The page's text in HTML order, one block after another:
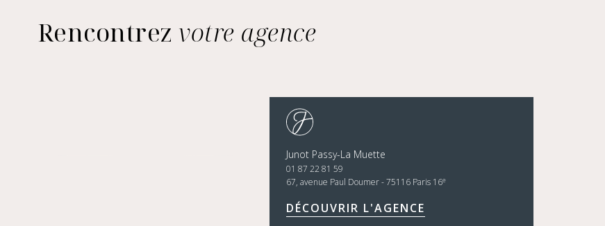
Rencontrez votre agence
Junot Passy-La Muette
01 87 22 81 59
67, avenue Paul Doumer - 75116 Paris 16e
DÉCOUVRIR L'AGENCE